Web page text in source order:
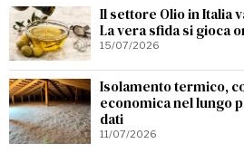
Il settore Olio in Italia
La vera sfida si gioca
15/07/2026
Isolamento termico,
economica nel lungo
dati
11/07/2026